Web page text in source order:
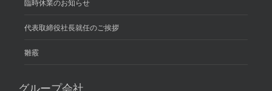
臨時休業のお知らせ
代表取締役社長就任のご挨拶
雛霰
グループ会社